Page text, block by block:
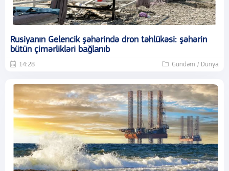
Rusiyanın Gelencik şəhərində dron təhlükəsi: şəhərin
bütün çimərlikləri bağlanıb
14:28 Gündəm / Dünya